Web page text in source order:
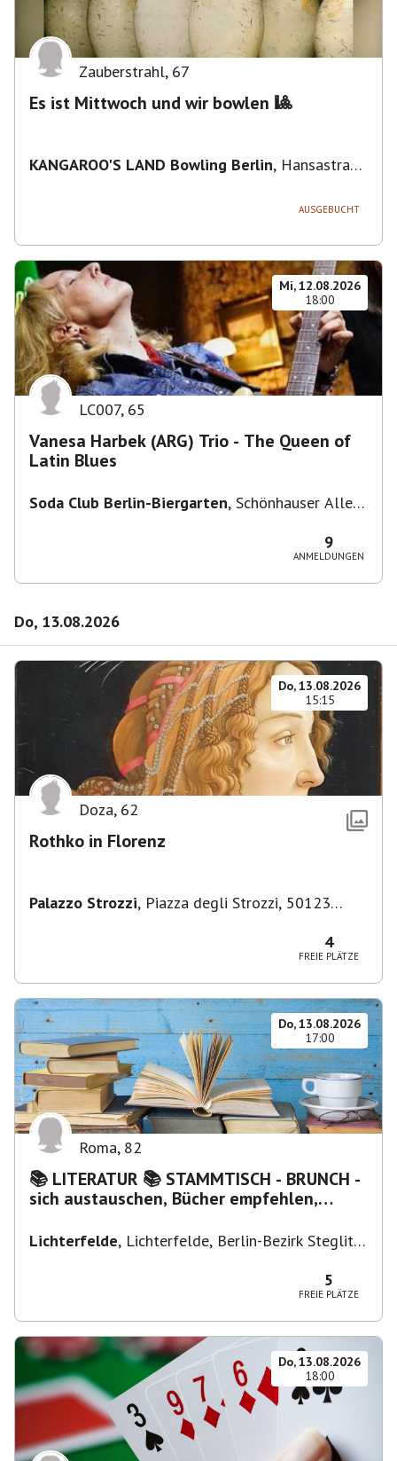
Zauberstrahl, 67
Es ist Mittwoch und wir bowlen 🎱
KANGAROO'S LAND Bowling Berlin, Hansastraße
AUSGEBUCHT
Mi, 12.08.2026
18:00
LC007, 65
Vanesa Harbek (ARG) Trio - The Queen of
Latin Blues
Soda Club Berlin-Biergarten, Schönhauser Allee
9
ANMELDUNGEN
Do, 13.08.2026
Do, 13.08.2026
15:15
Doza, 62
Rothko in Florenz
Palazzo Strozzi, Piazza degli Strozzi, 50123
4
FREIE PLÄTZE
Do, 13.08.2026
17:00
Roma, 82
📚 LITERATUR 📚 STAMMTISCH - BRUNCH -
sich austauschen, Bücher empfehlen,
Lichterfelde, Lichterfelde, Berlin-Bezirk Steglitz-
5
FREIE PLÄTZE
Do, 13.08.2026
18:00